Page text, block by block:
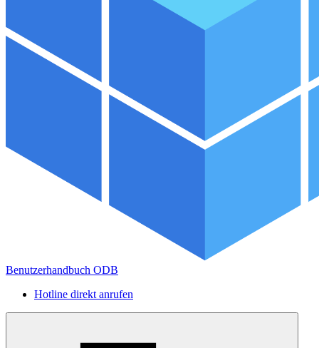
Benutzerhandbuch ODB
Hotline direkt anrufen